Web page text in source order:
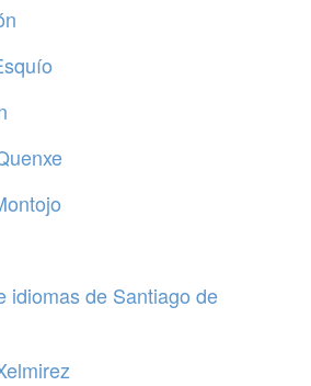
idiomas de Santiago de